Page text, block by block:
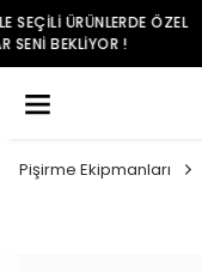
ELMAS
Pişirme Ekipmanları